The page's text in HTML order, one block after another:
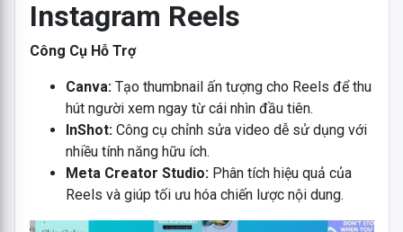
Instagram Reels
Công Cụ Hỗ Trợ
Canva:Tạo thumbnail ấn tượng cho Reels để thu
hút người xem ngay từ cái nhìn đầu tiên.
InShot:Công cụ chỉnh sửa video dễ sử dụng với
nhiều tính năng hữu ích.
Meta Creator Studio:Phân tích hiệu quả của
Reels và giúp tối ưu hóa chiến lược nội dung.